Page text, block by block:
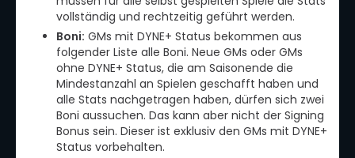
vollständig und rechtzeitig geführt werden.
Boni: GMs mit DYNE+ Status bekommen aus
folgender Liste alle Boni. Neue GMs oder GMs
ohne DYNE+ Status, die am Saisonende die
Mindestanzahl an Spielen geschafft haben und
alle Stats nachgetragen haben, dürfen sich zwei
Boni aussuchen. Das kann aber nicht der Signing
Bonus sein. Dieser ist exklusiv den GMs mit DYNE+
Status vorbehalten.